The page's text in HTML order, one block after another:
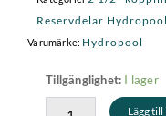
Reservdelar Hydropool
Varumärke: Hydropool
Tillgänglighet: I lager
2
1/2"
Lägg